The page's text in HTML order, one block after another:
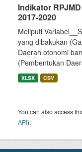
Indikator
2017-2020
Meliputi
yang dibakukan
Daerah otonomi
(Pembentukan
XLSX CSV
You can also access
API).